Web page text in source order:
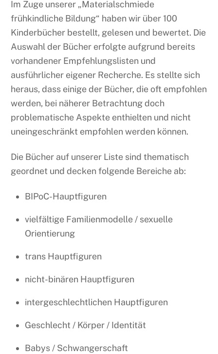
Im Zuge unserer „Materialschmiede
frühkindliche Bildung“ haben wir über 100
Kinderbücher bestellt, gelesen und bewertet. Die
Auswahl der Bücher erfolgte aufgrund bereits
vorhandener Empfehlungslisten und
ausführlicher eigener Recherche. Es stellte sich
heraus, dass einige der Bücher, die oft empfohlen
werden, bei näherer Betrachtung doch
problematische Aspekte enthielten und nicht
uneingeschränkt empfohlen werden können.
Die Bücher auf unserer Liste sind thematisch
geordnet und decken folgende Bereiche ab:
BIPoC-Hauptfiguren
vielfältige Familienmodelle / sexuelle
Orientierung
trans Hauptfiguren
nicht-binären Hauptfiguren
intergeschlechtlichen Hauptfiguren
Geschlecht / Körper / Identität
Babys / Schwangerschaft